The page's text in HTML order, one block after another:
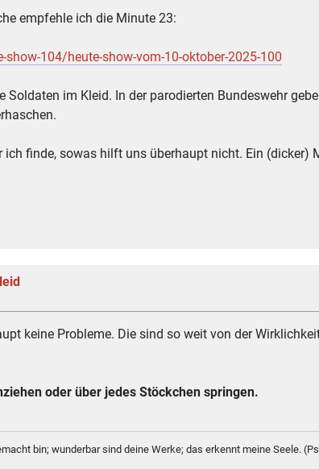
empfehle ich die Minute 23:
104/heute-show-vom-10-oktober-2025-100
Soldaten im Kleid. In der parodierten Bundeswehr
ich finde, sowas hilft uns überhaupt nicht. Ein
keine Probleme. Die sind so weit von der
oder über jedes Stöckchen springen.
bin; wunderbar sind deine Werke; das erkennt meine Seele.